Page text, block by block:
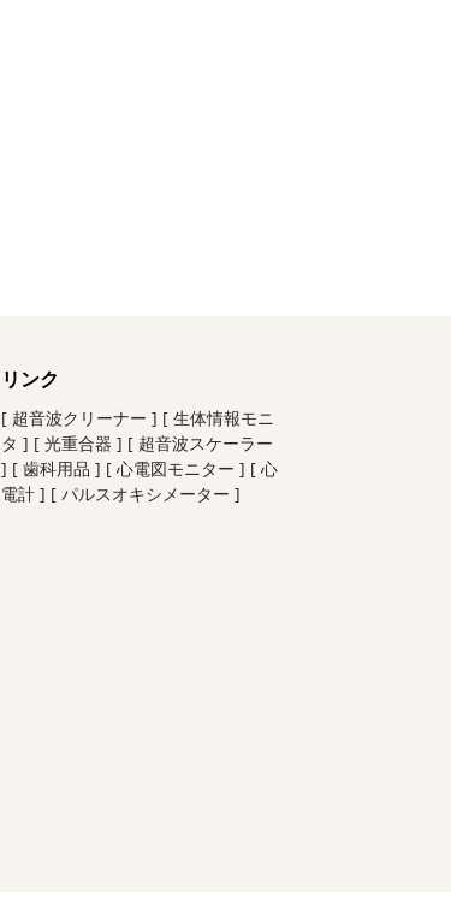
リンク
[ 超音波クリーナー ] [ 生体情報モニ
タ ] [ 光重合器 ] [ 超音波スケーラー
] [ 歯科用品 ] [ 心電図モニター ] [ 心
電計 ] [ パルスオキシメーター ]